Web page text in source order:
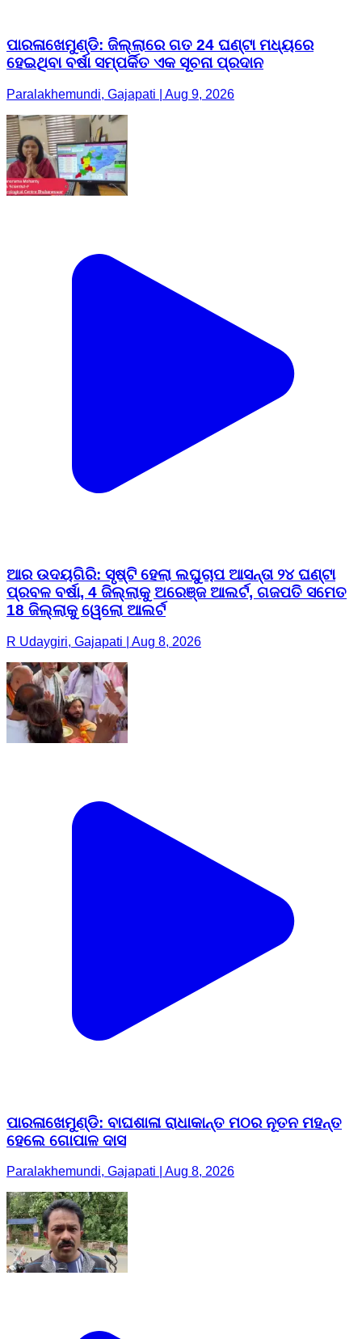
ପାରଳାଖେମୁଣ୍ଡି: ଜିଲ୍ଲାରେ ଗତ 24 ଘଣ୍ଟା ମଧ୍ୟରେ
ହେଇଥିବା ବର୍ଷା ସମ୍ପର୍କିତ ଏକ ସୂଚନା ପ୍ରଦାନ
Paralakhemundi, Gajapati | Aug 9, 2026
ଆର ଉଦୟଗିରି: ସୃଷ୍ଟି ହେଲା ଲଘୁଚାପ ଆସନ୍ତା ୨୪ ଘଣ୍ଟା
ପ୍ରବଳ ବର୍ଷା, 4 ଜିଲ୍ଲାକୁ ଅରେଞ୍ଜ ଆଲର୍ଟ, ଗଜପତି ସମେତ
18 ଜିଲ୍ଲାକୁ ୱେଲୋ ଆଲର୍ଟ
R Udaygiri, Gajapati | Aug 8, 2026
ପାରଳାଖେମୁଣ୍ଡି: ବାଘଶାଳା ରାଧାକାନ୍ତ ମଠର ନୂତନ ମହନ୍ତ
ହେଲେ ଗୋପାଳ ଦାସ
Paralakhemundi, Gajapati | Aug 8, 2026